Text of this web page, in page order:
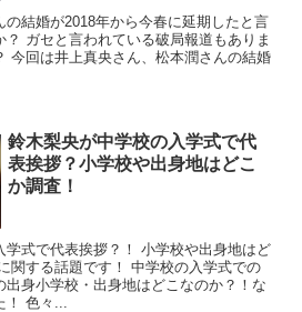
結婚が2018年から今春に延期したと言
？ ガセと言われている破局報道もありま
今回は井上真央さん、松本潤さんの結婚
鈴木梨央が中学校の入学式で代
表挨拶？小学校や出身地はどこ
か調査！
学式で代表挨拶？！ 小学校や出身地はど
関する話題です！ 中学校の入学式での
出身小学校・出身地はどこなのか？！な
色々...